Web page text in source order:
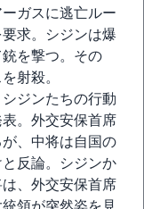
ガスに逃亡ルー
求。シジンは爆
を撃つ。その
射殺。
ジンたちの行動
。外交安保首席
、中将は自国の
反論。シジンか
、外交安保首席
領が突然姿を見